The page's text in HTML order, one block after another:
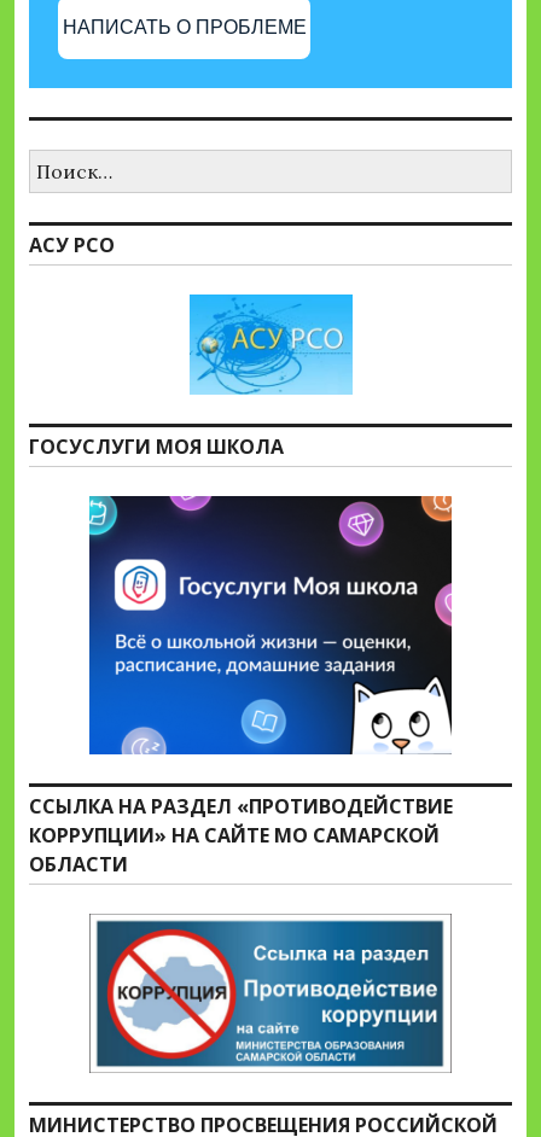
НАПИСАТЬ О ПРОБЛЕМЕ
АСУ РСО
ГОСУСЛУГИ МОЯ ШКОЛА
ССЫЛКА НА РАЗДЕЛ «ПРОТИВОДЕЙСТВИЕ
КОРРУПЦИИ» НА САЙТЕ МО САМАРСКОЙ
ОБЛАСТИ
МИНИСТЕРСТВО ПРОСВЕЩЕНИЯ РОССИЙСКОЙ